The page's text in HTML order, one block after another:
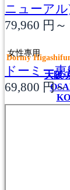
大阪/
ニューアル
79,960 円～
女性專用
Dormy
ドーミー
69,800 円～